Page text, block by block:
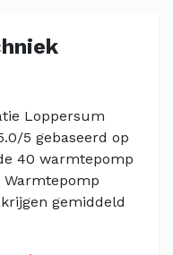
Loppersum
5 gebaseerd op
40 warmtepomp
gemiddeld